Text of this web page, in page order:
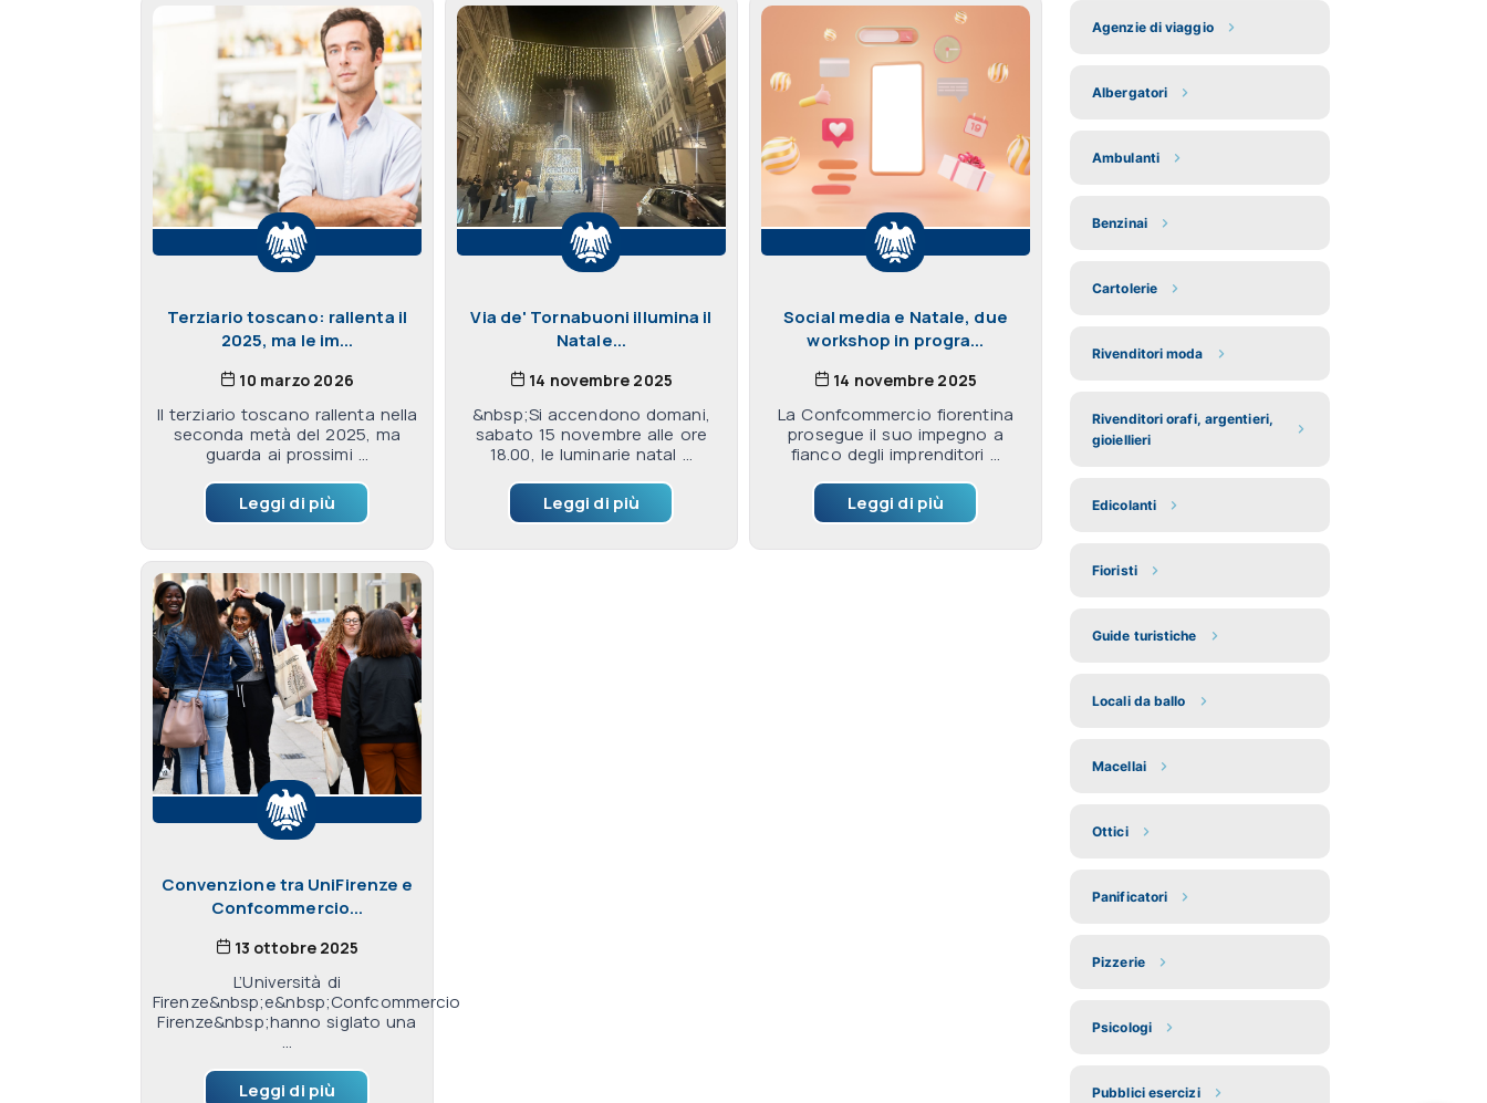
Terziario toscano: rallenta il
2025, ma le im...
10 marzo 2026
Il terziario toscano rallenta nella
seconda metà del 2025, ma
guarda ai prossimi ...
Leggi di più
Via de' Tornabuoni illumina il
Natale...
14 novembre 2025
&nbsp;Si accendono domani,
sabato 15 novembre alle ore
18.00, le luminarie natal ...
Leggi di più
Social media e Natale, due
workshop in progra...
14 novembre 2025
La Confcommercio fiorentina
prosegue il suo impegno a
fianco degli imprenditori ...
Leggi di più
Convenzione tra UniFirenze e
Confcommercio...
13 ottobre 2025
L’Università di
Firenze&nbsp;e&nbsp;Confcommercio
Firenze&nbsp;hanno siglato una
...
Leggi di più
Agenzie di viaggio
Albergatori
Ambulanti
Benzinai
Cartolerie
Rivenditori moda
Rivenditori orafi, argentieri,
gioiellieri
Edicolanti
Fioristi
Guide turistiche
Locali da ballo
Macellai
Ottici
Panificatori
Pizzerie
Psicologi
Pubblici esercizi